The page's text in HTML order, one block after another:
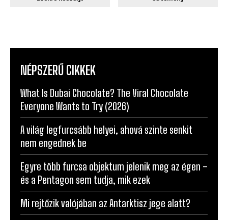
NÉPSZERŰ CIKKEK
What Is Dubai Chocolate? The Viral Chocolate
Everyone Wants to Try (2026)
A világ legfurcsább helyei, ahová szinte senkit
nem engednek be
Egyre több furcsa objektum jelenik meg az égen –
és a Pentagon sem tudja, mik ezek
Mi rejtőzik valójában az Antarktisz jege alatt?